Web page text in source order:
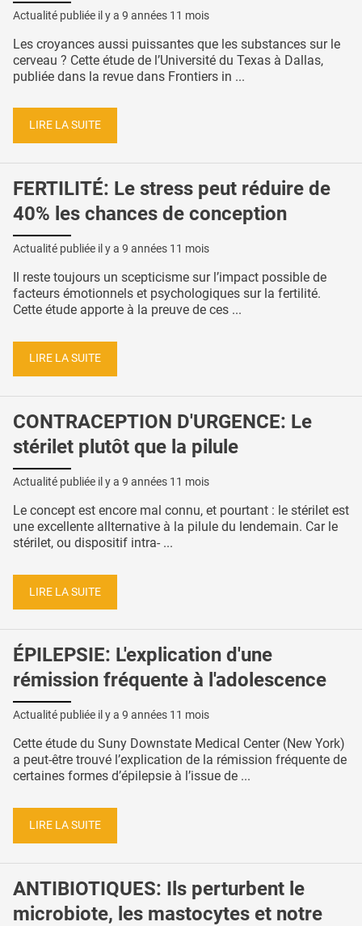
Actualité publiée il y a 9 années 11 mois
Les croyances aussi puissantes que les substances sur le
cerveau ? Cette étude de l’Université du Texas à Dallas,
publiée dans la revue dans Frontiers in ...
LIRE LA SUITE
FERTILITÉ: Le stress peut réduire de
40% les chances de conception
Actualité publiée il y a 9 années 11 mois
Il reste toujours un scepticisme sur l’impact possible de
facteurs émotionnels et psychologiques sur la fertilité.
Cette étude apporte à la preuve de ces ...
LIRE LA SUITE
CONTRACEPTION D'URGENCE: Le
stérilet plutôt que la pilule
Actualité publiée il y a 9 années 11 mois
Le concept est encore mal connu, et pourtant : le stérilet est
une excellente allternative à la pilule du lendemain. Car le
stérilet, ou dispositif intra- ...
LIRE LA SUITE
ÉPILEPSIE: L'explication d'une
rémission fréquente à l'adolescence
Actualité publiée il y a 9 années 11 mois
Cette étude du Suny Downstate Medical Center (New York)
a peut-être trouvé l’explication de la rémission fréquente de
certaines formes d’épilepsie à l’issue de ...
LIRE LA SUITE
ANTIBIOTIQUES: Ils perturbent le
microbiote, les mastocytes et notre